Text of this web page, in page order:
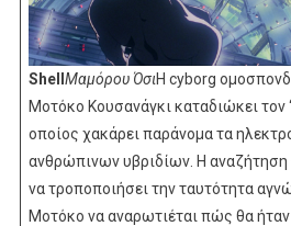
ShellΜαμόρου ΌσιH cyborg
Μοτόκο Κουσανάγκι καταδιώκει τον
οποίος χακάρει παράνομα τα
ανθρώπινων υβριδίων. Η αναζήτηση
να τροποποιήσει την ταυτότητα
Μοτόκο να αναρωτιέται πώς θα ήταν